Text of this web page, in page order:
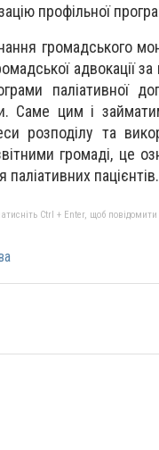
профільної
громадського
адвокації
паліативної
Саме цим і
розподілу та
громаді, це
пацієнтів.
Ctrl + Enter, щоб